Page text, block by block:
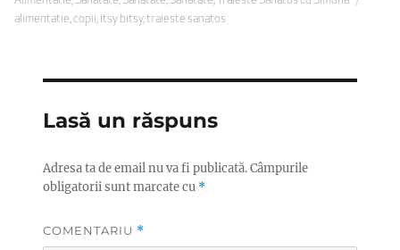
alimentatie,copii, itsy bitsy,traieste sanatos
Lasă un răspuns
Adresa ta de email nu va fi publicată.Câmpurile
obligatorii sunt marcate cu *
COMENTARIU *